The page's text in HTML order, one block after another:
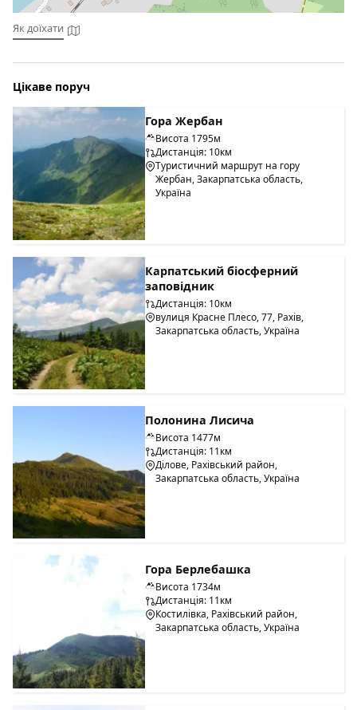
Як доїхати
Цікаве поруч
Гора Жербан
Висота 1795м
Дистанція: 10км
Туристичний маршрут на гору
Жербан, Закарпатська область,
Україна
Карпатський біосферний
заповідник
Дистанція: 10км
вулиця Красне Плесо, 77, Рахів,
Закарпатська область, Україна
Полонина Лисича
Висота 1477м
Дистанція: 11км
Ділове, Рахівський район,
Закарпатська область, Україна
Гора Берлебашка
Висота 1734м
Дистанція: 11км
Костилівка, Рахівський район,
Закарпатська область, Україна